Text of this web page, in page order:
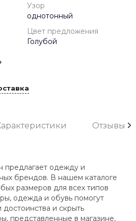
Узор
однотонный
Цвет предложения
Голубой
Отзывы
предлагает одежду и
брендов. В нашем каталоге
размеров для всех типов
одежда и обувь помогут
и скрыть
представленные в магазине,